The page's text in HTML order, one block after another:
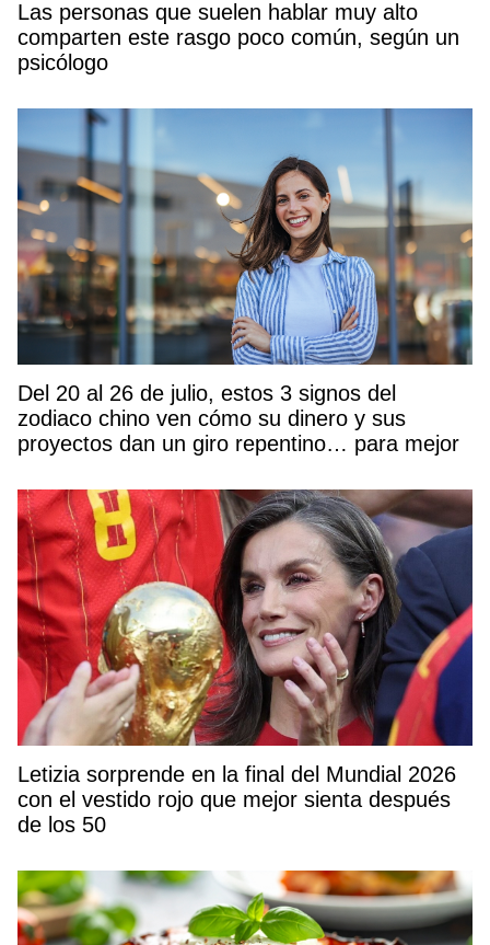
Las personas que suelen hablar muy alto
comparten este rasgo poco común, según un
psicólogo
Del 20 al 26 de julio, estos 3 signos del
zodiaco chino ven cómo su dinero y sus
proyectos dan un giro repentino… para mejor
Letizia sorprende en la final del Mundial 2026
con el vestido rojo que mejor sienta después
de los 50